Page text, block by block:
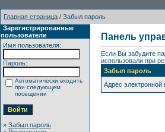
Главная страница / Забыл пароль
Зарегистрированные
пользователи
Имя пользователя:
Пароль:
Автоматически входить
при следующем
посещении
» Забыл пароль
Панель
Если Вы забудите
использовали при
Забыл пароль
Адрес